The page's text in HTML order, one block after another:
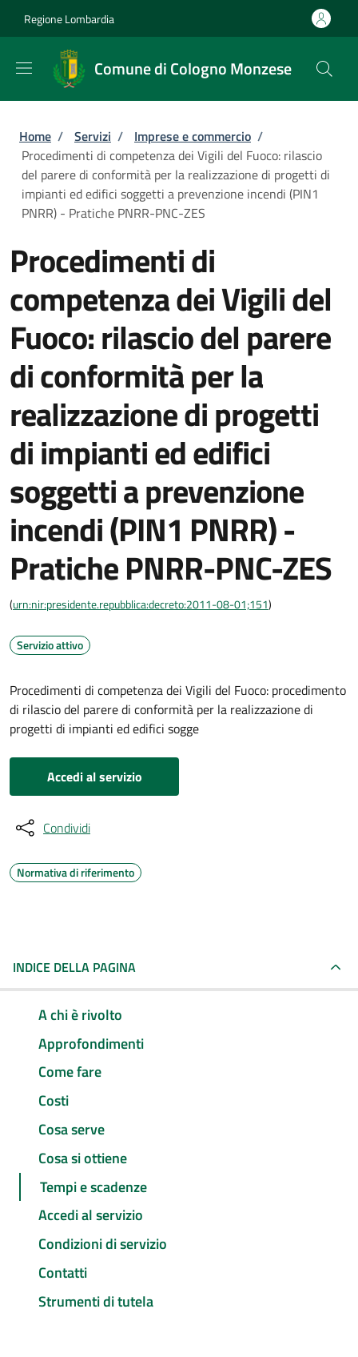
Regione Lombardia
Comune di Cologno Monzese
Briciole di pane
Home / Servizi / Imprese e commercio /
Procedimenti di competenza dei Vigili del Fuoco: rilascio
del parere di conformità per la realizzazione di progetti di
impianti ed edifici soggetti a prevenzione incendi (PIN1
PNRR) - Pratiche PNRR-PNC-ZES
Procedimenti di
competenza dei Vigili del
Fuoco: rilascio del parere
di conformità per la
realizzazione di progetti
di impianti ed edifici
soggetti a prevenzione
incendi (PIN1 PNRR) -
Pratiche PNRR-PNC-ZES
(urn:nir:presidente.repubblica:decreto:2011-08-01;151)
Servizio attivo
Procedimenti di competenza dei Vigili del Fuoco: procedimento
di rilascio del parere di conformità per la realizzazione di
progetti di impianti ed edifici sogge
Accedi al servizio
Condividi
Normativa di riferimento
INDICE DELLA PAGINA
A chi è rivolto
Approfondimenti
Come fare
Costi
Cosa serve
Cosa si ottiene
Tempi e scadenze
Accedi al servizio
Condizioni di servizio
Contatti
Strumenti di tutela